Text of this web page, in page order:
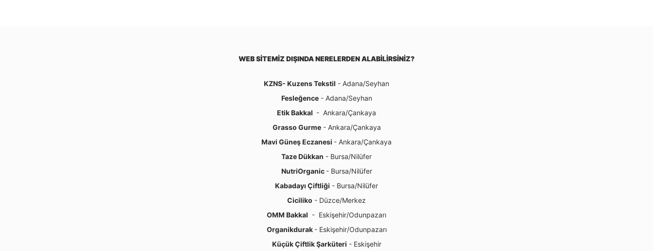
WEB SİTEMİZ DIŞINDA NERELERDEN ALABİLİRSİNİZ?
KZNS- Kuzens Tekstil - Adana/Seyhan
Fesleğence- Adana/Seyhan
Etik Bakkal - Ankara/Çankaya
Grasso Gurme- Ankara/Çankaya
Mavi Güneş Eczanesi - Ankara/Çankaya
Taze Dükkan - Bursa/Nilüfer
NutriOrganic - Bursa/Nilüfer
Kabadayı Çiftliği - Bursa/Nilüfer
Ciciliko - Düzce/Merkez
OMM Bakkal - Eskişehir/Odunpazarı
Organikdurak - Eskişehir/Odunpazarı
Küçük Çiftlik Şarküteri - Eskişehir